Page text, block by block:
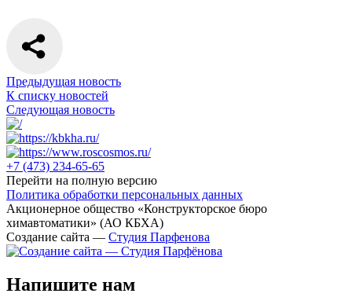
Предыдущая новость
К списку новостей
Следующая новость
+7 (473) 234-65-65
Перейти на полную версию
Политика обработки персональных данных
Акционерное общество «Конструкторское бюро
химавтоматики» (АО КБХА)
Создание сайта — Студия Парфенова
Напишите нам